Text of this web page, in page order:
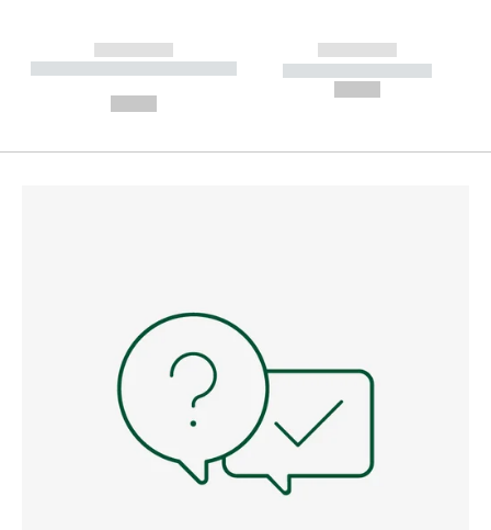
------------
----------- ----------- --------
------------
----------- -----------